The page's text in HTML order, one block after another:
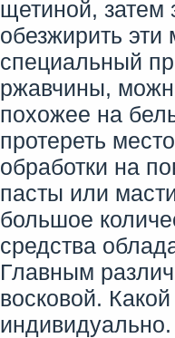
щетиной, затем
обезжирить
специальный
ржавчины,
похожее на
протереть
обработки на
пасты или
большое
средства
Главным
восковой.
индивидуально.